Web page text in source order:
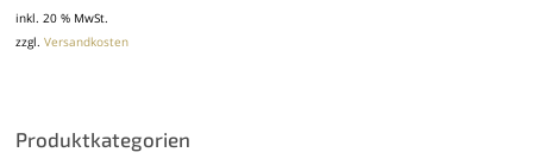
inkl. 20 % MwSt.
zzgl.Versandkosten
Produktkategorien